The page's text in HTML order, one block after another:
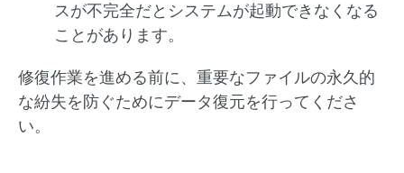
スが不完全だとシステムが起動できなくなる
ことがあります。
修復作業を進める前に、重要なファイルの永久的
な紛失を防ぐためにデータ復元を行ってくださ
い。